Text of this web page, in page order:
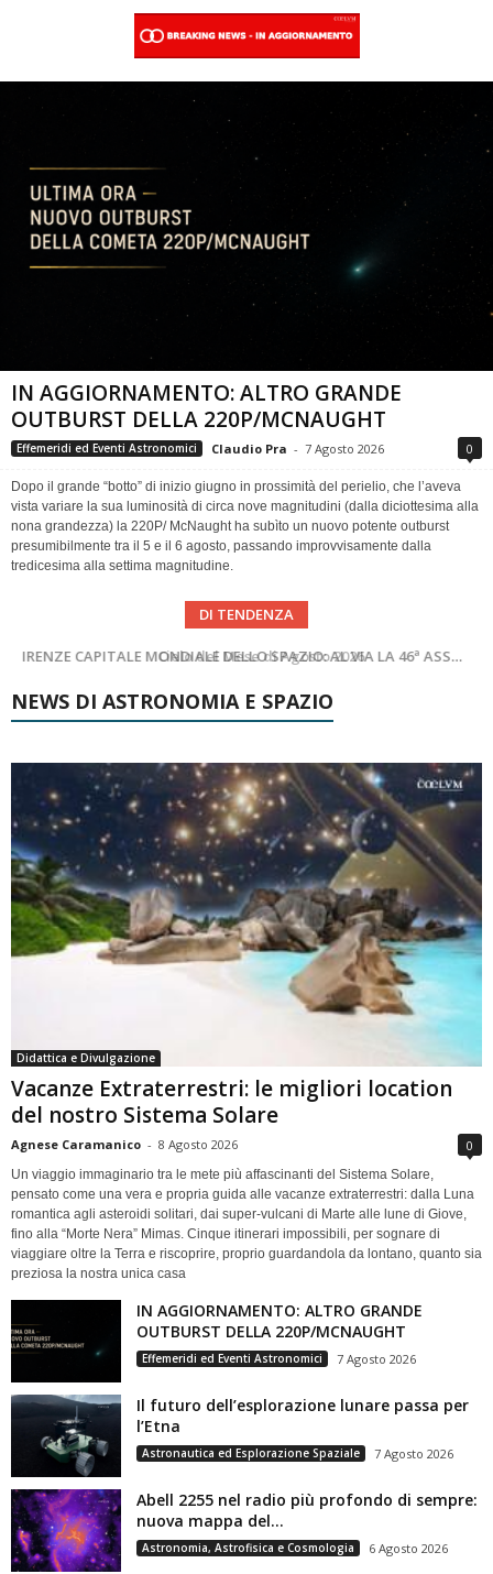
IN AGGIORNAMENTO: ALTRO GRANDE
OUTBURST DELLA 220P/MCNAUGHT
Effemeridi ed Eventi Astronomici Claudio Pra - 7 Agosto 2026 0
Dopo il grande “botto” di inizio giugno in prossimità del perielio, che l’aveva
vista variare la sua luminosità di circa nove magnitudini (dalla diciottesima alla
nona grandezza) la 220P/ McNaught ha subìto un nuovo potente outburst
presumibilmente tra il 5 e il 6 agosto, passando improvvisamente dalla
tredicesima alla settima magnitudine.
DI TENDENZA
Cielo del Mese di Agosto 2026
SUPERNOVAE aggiornamenti del mese – Agosto 2026
NEWS DI ASTRONOMIA E SPAZIO
Didattica e Divulgazione
Vacanze Extraterrestri: le migliori location
del nostro Sistema Solare
Agnese Caramanico - 8 Agosto 2026 0
Un viaggio immaginario tra le mete più affascinanti del Sistema Solare,
pensato come una vera e propria guida alle vacanze extraterrestri: dalla Luna
romantica agli asteroidi solitari, dai super-vulcani di Marte alle lune di Giove,
fino alla “Morte Nera” Mimas. Cinque itinerari impossibili, per sognare di
viaggiare oltre la Terra e riscoprire, proprio guardandola da lontano, quanto sia
preziosa la nostra unica casa
IN AGGIORNAMENTO: ALTRO GRANDE
OUTBURST DELLA 220P/MCNAUGHT
Effemeridi ed Eventi Astronomici 7 Agosto 2026
Il futuro dell’esplorazione lunare passa per
l’Etna
Astronautica ed Esplorazione Spaziale 7 Agosto 2026
Abell 2255 nel radio più profondo di sempre:
nuova mappa del...
Astronomia, Astrofisica e Cosmologia 6 Agosto 2026